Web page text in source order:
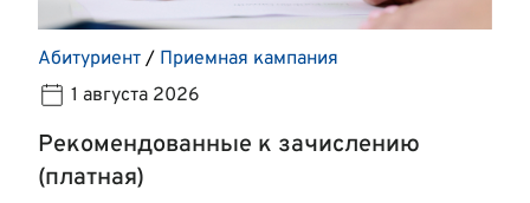
Абитуриент / Приемная кампания
1 августа 2026
Рекомендованные к зачислению
(платная)